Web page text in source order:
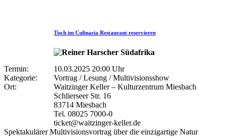
Tisch im Culinaria Restaurant reservieren
Termin:
10.03.2025 20:00 Uhr
Kategorie:
Vortrag / Lesung / Multivisionsshow
Ort:
Waitzinger Keller – Kulturzentrum Miesbach
Schlierseer Str. 16
83714 Miesbach
Tel. 08025 7000-0
ticket@waitzinger-keller.de
Spektakulärer Multivisionsvortrag über die einzigartige Natur